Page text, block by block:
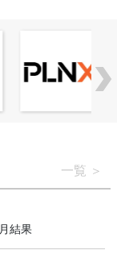
大級のグロ
ンス
ボレーショ
一覧
結果